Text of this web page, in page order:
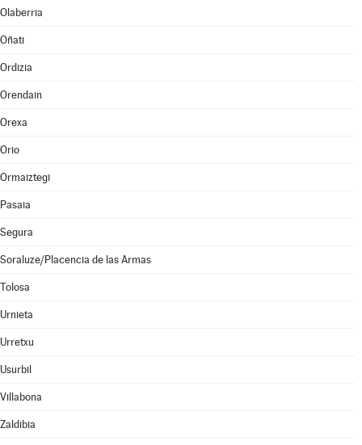
Olaberria
Oñati
Ordizia
Orendain
Orexa
Orio
Ormaiztegi
Pasaia
Segura
Soraluze/Placencia de las Armas
Tolosa
Urnieta
Urretxu
Usurbil
Villabona
Zaldibia